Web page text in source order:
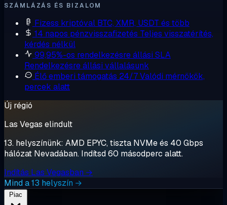
SZÁMLÁZÁS ÉS BIZALOM
Fizess kriptóval BTC, XMR, USDT és több
14 napos pénzvisszafizetés Teljes visszatérítés,
kérdés nélkül
99,95%-os rendelkezésre állási SLA
Rendelkezésre állási vállalásunk
Élő emberi támogatás 24/7Valódi mérnökök,
percek alatt
Új régió
Las Vegas elindult
13. helyszínünk: AMD EPYC, tiszta NVMe és 40 Gbps
hálózat Nevadában. Indítsd 60 másodperc alatt.
Indítás Las Vegasban →
Mind a 13 helyszín →